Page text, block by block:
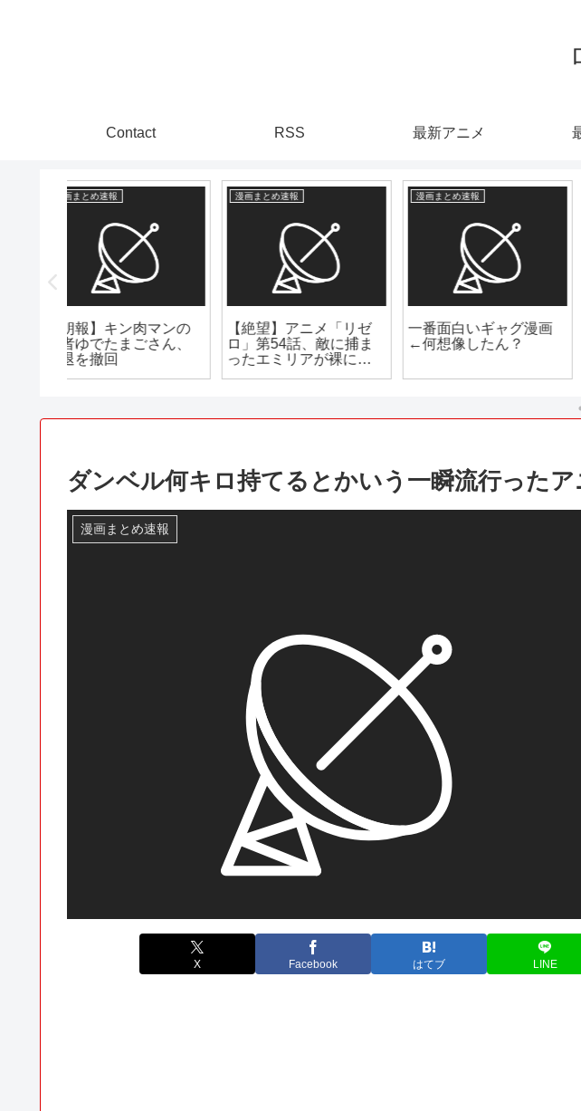
Contact RSS 最新アニメ
漫画まとめ速報
【絶望】アニメ「リゼ
ロ」第54話、敵に捕ま
ったエミリアが裸にさ
漫画まとめ速報
一番面白いギャグ漫画
←何想像したん？
漫画まとめ速報
未来トランクス「完全
に消え去ってしま
ダンベル何キロ持てるとかいう一瞬流行ったア
漫画まとめ速報
X Facebook はてブ LINE